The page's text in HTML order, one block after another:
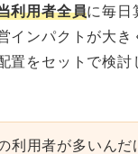
利用者全員に毎日
インパクトが大き
置をセットで検討
利用者が多いんだ